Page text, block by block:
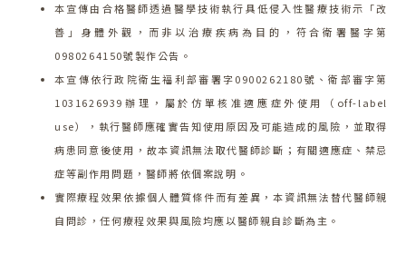
本宣傳由合格醫師透過醫學技術執行具低侵入性醫療技術示「改
善」身體外觀，而非以治療疾病為目的，符合衛署醫字第
0980264150號製作公告。
本宣傳依行政院衛生福利部審署字0900262180號、衛部審字第
1031626939辦理，屬於仿單核准適應症外使用（off-label
use），執行醫師應確實告知使用原因及可能造成的風險，並取得
病患同意後使用，故本資訊無法取代醫師診斷；有關適應症、禁忌
症等副作用問題，醫師將依個案說明。
實際療程效果依據個人體質條件而有差異，本資訊無法替代醫師親
自問診，任何療程效果與風險均應以醫師親自診斷為主。